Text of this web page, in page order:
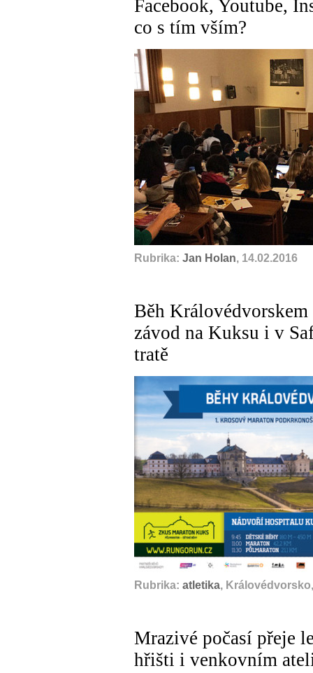
Facebook, Youtube,
co s tím vším?
Rubrika: Jan Holan, 14.02.2016
Běh
závod na Kuksu i v
tratě
Rubrika: atletika,
Mrazivé počasí přeje
hřišti i venkovním